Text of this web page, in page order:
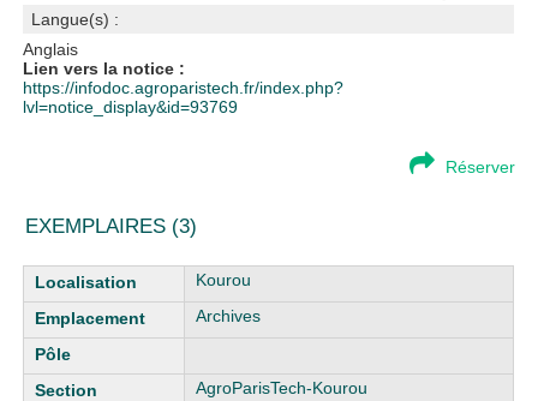
Langue(s) :
Anglais
Lien vers la notice :
https://infodoc.agroparistech.fr/index.php?
lvl=notice_display&id=93769
Réserver
EXEMPLAIRES (3)
Liste des exemplaires
Kourou
Archives
AgroParisTech-Kourou